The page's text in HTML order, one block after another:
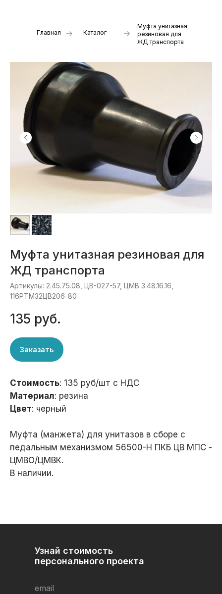
Главная Каталог
Муфта унитазная
резиновая для
ЖД транспорта
Муфта унитазная резиновая для
ЖД транспорта
Артикулы: 2.45.75.08, ЦВ-027-57, ЦМВ 3.48.16.16,
116РТМ32ЦВ206-80
135 руб.
Заказать
Стоимость: 135 руб/шт с НДС
Материал: резина
Цвет: черный
Муфта (манжета) для унитазов в сборе с
педальным механизмом 56500-Н ПКБ ЦВ МПС -
ЦМВО/ЦМВК.
В наличии.
Узнай стоимость
персонального проекта
email